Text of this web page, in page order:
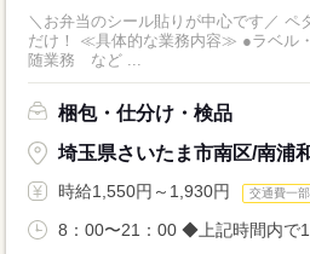
＼お弁当のシール貼りが中心です／ ペ
だけ！ ≪具体的な業務内容≫ ●ラベル・シール貼り作業 ●その他付
随業務 など ...
梱包・仕分け・検品
埼玉県さいたま市南区/南浦
時給1,550円～1,930円 交通費一
8：00〜21：00 ◆上記時間内で1